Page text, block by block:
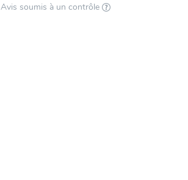
Avis soumis à un contrôle